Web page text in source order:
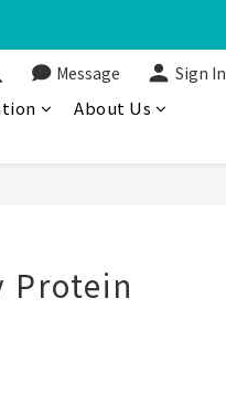
Message Sign In
About Us
Protein